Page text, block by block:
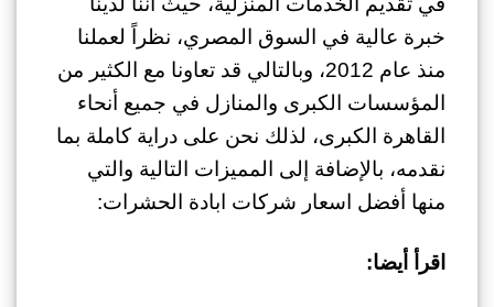
خبرة عالية في السوق المصري، نظراً لعملنا
منذ عام 2012، وبالتالي قد تعاونا مع الكثير من
المؤسسات الكبرى والمنازل في جميع أنحاء
القاهرة الكبرى، لذلك نحن على دراية كاملة بما
نقدمه، بالإضافة إلى المميزات التالية والتي
منها أفضل اسعار شركات ابادة الحشرات:
اقرأ أيضا: